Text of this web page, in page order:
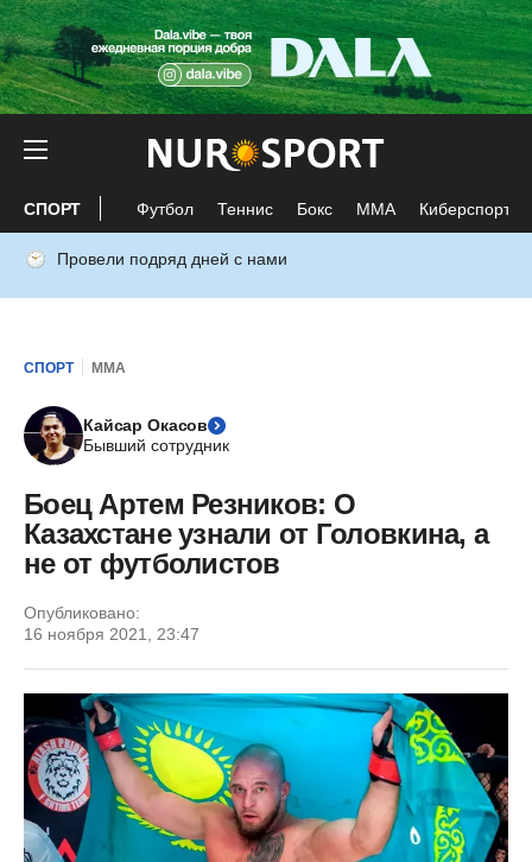
СПОРТ Футбол Теннис Бокс ММА Киберспорт
Провели подряд дней с нами
СПОРТ ММА
Кайсар Окасов
Бывший сотрудник
Боец Артем Резников: О
Казахстане узнали от Головкина, а
не от футболистов
Опубликовано:
16 ноября 2021, 23:47